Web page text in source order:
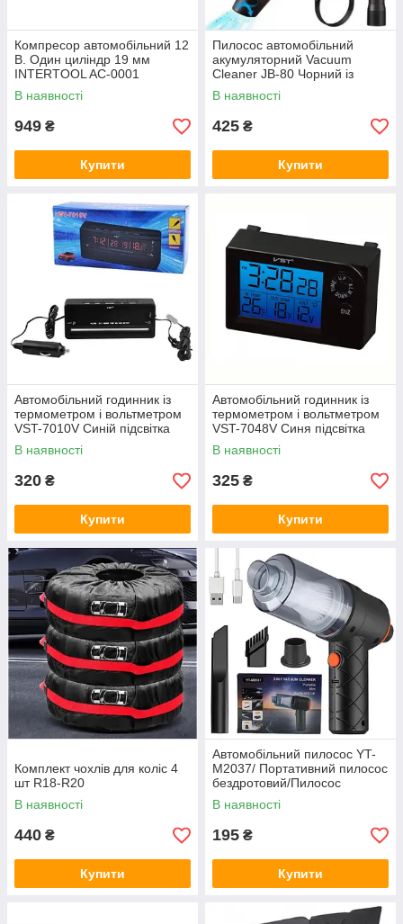
Компресор автомобільний 12
В. Один циліндр 19 мм
INTERTOOL AC-0001
В наявності
949 ₴
Купити
Пилосос автомобільний
акумуляторний Vacuum
Cleaner JB-80 Чорний із
сірим
В наявності
425 ₴
Купити
Автомобільний годинник із
термометром і вольтметром
VST-7010V Синій підсвітка
В наявності
320 ₴
Купити
Автомобільний годинник із
термометром і вольтметром
VST-7048V Синя підсвітка
В наявності
325 ₴
Купити
Комплект чохлів для коліс 4
шт R18-R20
В наявності
440 ₴
Купити
Автомобільний пилосос YT-
M2037/ Портативний пилосос
бездротовий/Пилосос
акумуляторний
В наявності
195 ₴
Купити